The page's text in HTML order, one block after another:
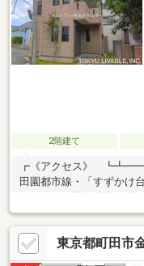
2階建て
┏《アクセス》
田園都市線・「すずかけ
トイレ新規交換・洗面化
張替・フロアタイル張替
ング┏《おすすめポイ
東京都町田市